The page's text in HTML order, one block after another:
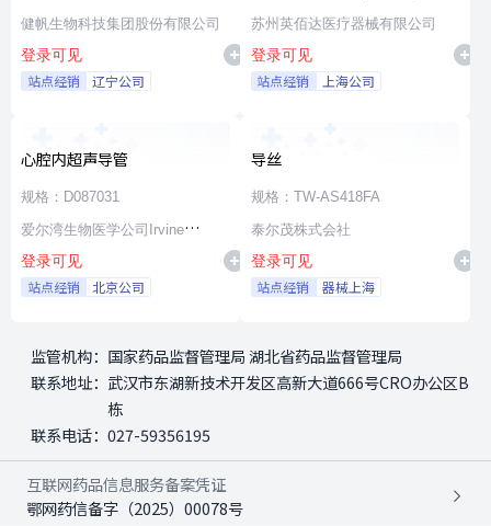
健帆生物科技集团股份有限公司
登录可见
站点经销 辽宁公司
苏州英佰达医疗器械有限公司
登录可见
站点经销 上海公司
心腔内超声导管
规格：D087031
爱尔湾生物医学公司Irvine
Biomedical,Inc. a St. Jude
Medical Company
登录可见
站点经销 北京公司
导丝
规格：TW-AS418FA
泰尔茂株式会社
登录可见
站点经销 器械上海
监管机构： 国家药品监督管理局 湖北省药品监督管理局
联系地址： 武汉市东湖新技术开发区高新大道666号CRO办公区B
栋
联系电话： 027-59356195
互联网药品信息服务备案凭证
鄂网药信备字（2025）00078号